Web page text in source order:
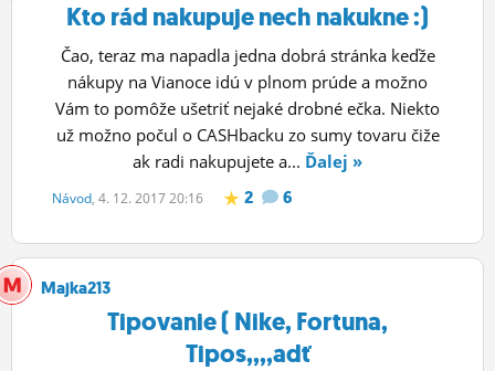
Kto rád nakupuje nech nakukne :)
Čao, teraz ma napadla jedna dobrá stránka keďže
nákupy na Vianoce idú v plnom prúde a možno
Vám to pomôže ušetriť nejaké drobné ečka. Niekto
už možno počul o CASHbacku zo sumy tovaru čiže
ak radi nakupujete a... Ďalej »
Návod, 4. 12. 2017 20:16 2 6
Majka213
Tipovanie ( Nike, Fortuna,
Tipos,,,,adť